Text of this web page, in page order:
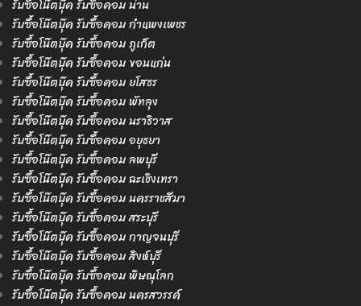
รับซื้อโน๊ตบุ๊ค รับซื้อคอม น่าน
รับซื้อโน๊ตบุ๊ค รับซื้อคอม กำแพงเพชร
รับซื้อโน๊ตบุ๊ค รับซื้อคอม ภูเก็ต
รับซื้อโน๊ตบุ๊ค รับซื้อคอม ขอนแก่น
รับซื้อโน๊ตบุ๊ค รับซื้อคอม ยโสธร
รับซื้อโน๊ตบุ๊ค รับซื้อคอม พัทลุง
รับซื้อโน๊ตบุ๊ค รับซื้อคอม นราธิวาส
รับซื้อโน๊ตบุ๊ค รับซื้อคอม อยุธยา
รับซื้อโน๊ตบุ๊ค รับซื้อคอม ลพบุรี
รับซื้อโน๊ตบุ๊ค รับซื้อคอม ฉะเชิงเทรา
รับซื้อโน๊ตบุ๊ค รับซื้อคอม นครราชสีมา
รับซื้อโน๊ตบุ๊ค รับซื้อคอม สระบุรี
รับซื้อโน๊ตบุ๊ค รับซื้อคอม กาญจนบุรี
รับซื้อโน๊ตบุ๊ค รับซื้อคอม สิงห์บุรี
รับซื้อโน๊ตบุ๊ค รับซื้อคอม พิษณุโลก
รับซื้อโน๊ตบุ๊ค รับซื้อคอม นครสวรรค์